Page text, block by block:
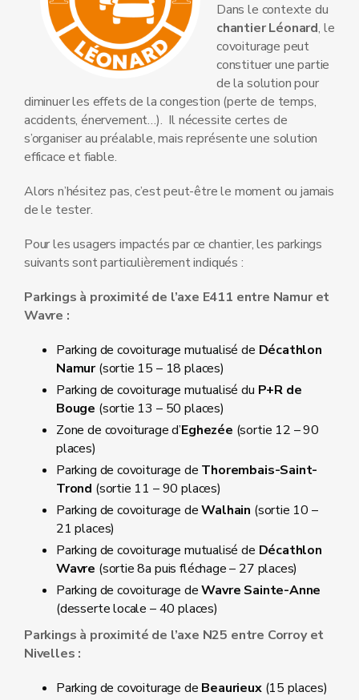
Dans le contexte du
chantier Léonard, le
covoiturage peut
constituer une partie
de la solution pour
diminuer les effets de la congestion (perte de temps,
accidents, énervement…). Il nécessite certes de
s’organiser au préalable, mais représente une solution
efficace et fiable.
Alors n’hésitez pas, c’est peut-être le moment ou jamais
de le tester.
Pour les usagers impactés par ce chantier, les parkings
suivants sont particulièrement indiqués :
Parkings à proximité de l’axe E411 entre Namur et
Wavre :
Parking de covoiturage mutualisé de Décathlon
Namur(sortie 15 – 18 places)
Parking de covoiturage mutualisé du P+R de
Bouge (sortie 13 – 50 places)
Zone de covoiturage d’Eghezée (sortie 12 – 90
places)
Parking de covoiturage de Thorembais-Saint-
Trond (sortie 11 – 90 places)
Parking de covoiturage deWalhain (sortie 10 –
21 places)
Parking de covoiturage mutualisé de Décathlon
Wavre (sortie 8a puis fléchage – 27 places)
Parking de covoiturage deWavre Sainte-Anne
(desserte locale – 40 places)
Parkings à proximité de l’axe N25 entre Corroy et
Nivelles :
Parking de covoiturage de Beaurieux (15 places)